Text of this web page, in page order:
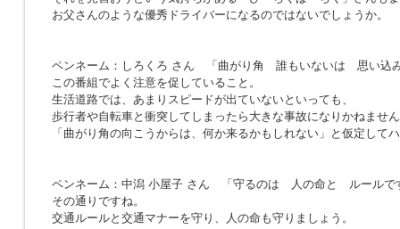
お父さんのような優秀ドライバーになるのではないでしょうか。
ペンネーム：しろくろ さん
「曲がり角 誰もいないは 思い込
この番組でよく注意を促していること。
生活道路では、あまりスピードが出ていないといっても、
歩行者や自転車と衝突してしまったら大きな事故になりかねませ
「曲がり角の向こうからは、何か来るかもしれない」と仮定して
ペンネーム：中潟 小屋子 さん 「 守るのは 人の命と ルールで
その通りですね。
交通ルールと交通マナーを守り、人の命も守りましょう。